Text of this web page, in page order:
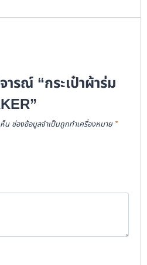
รณ์ “กระเป๋าผ้าร่ม
น ช่องข้อมูลจำเป็นถูกทำเครื่องหมาย *